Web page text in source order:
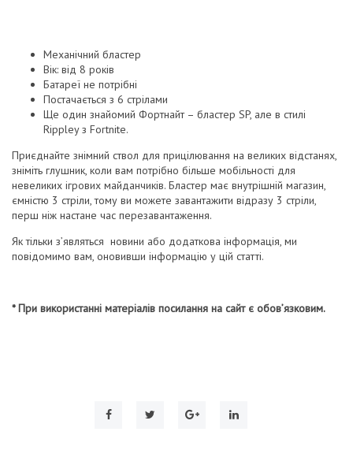
Механічний бластер
Вік: від 8 років
Батареї не потрібні
Постачається з 6 стрілами
Ще один знайомий Фортнайт – бластер SP, але в стилі
Rippley з Fortnite.
Приєднайте знімний ствол для прицілювання на великих відстанях,
зніміть глушник, коли вам потрібно більше мобільності для
невеликих ігрових майданчиків. Бластер має внутрішній магазин,
ємністю 3 стріли, тому ви можете завантажити відразу 3 стріли,
перш ніж настане час перезавантаження.
Як тільки з’являться новини або додаткова інформація, ми
повідомимо вам, оновивши інформацію у цій статті.
* При використанні матеріалів посилання на сайт є обов’язковим.